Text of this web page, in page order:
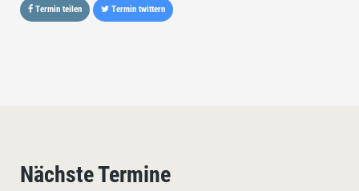
Termin teilen Termin twittern
Nächste Termine